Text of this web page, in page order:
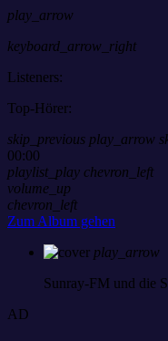
play_arrow
keyboard_arrow_right
Listeners:
Top-Hörer:
skip_previous play_arrow
00:00
playlist_play chevron_left
volume_up
chevron_left
Zum Album gehen
play_arrow
Sunray-FM und die
AD